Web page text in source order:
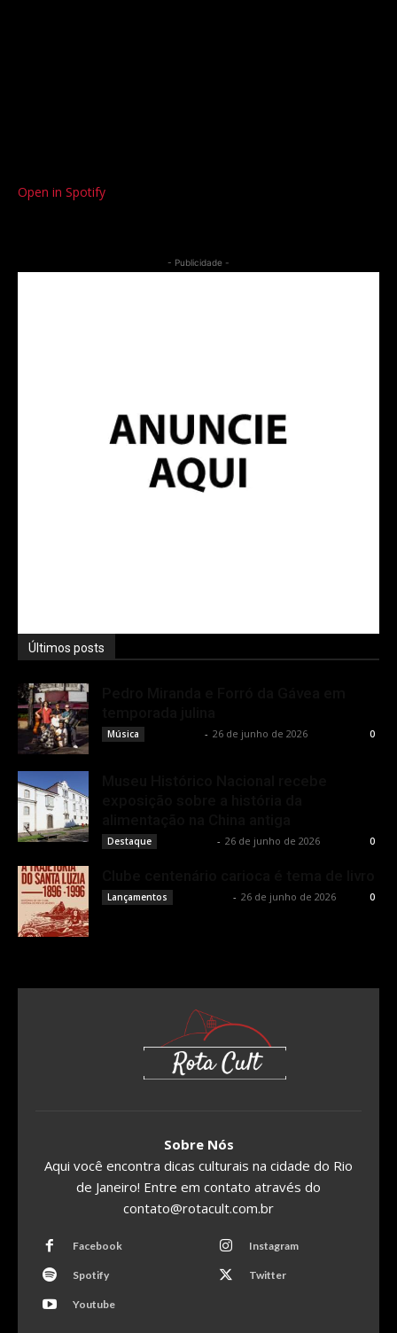
Open in Spotify
- Publicidade -
Últimos posts
Música - 26 de junho de 2026 0
Destaque - 26 de junho de 2026 0
Lançamentos - 26 de junho de 2026 0
Sobre Nós
Aqui você encontra dicas culturais na cidade do Rio
de Janeiro! Entre em contato através do
contato@rotacult.com.br
Facebook Instagram
Spotify Twitter
Youtube